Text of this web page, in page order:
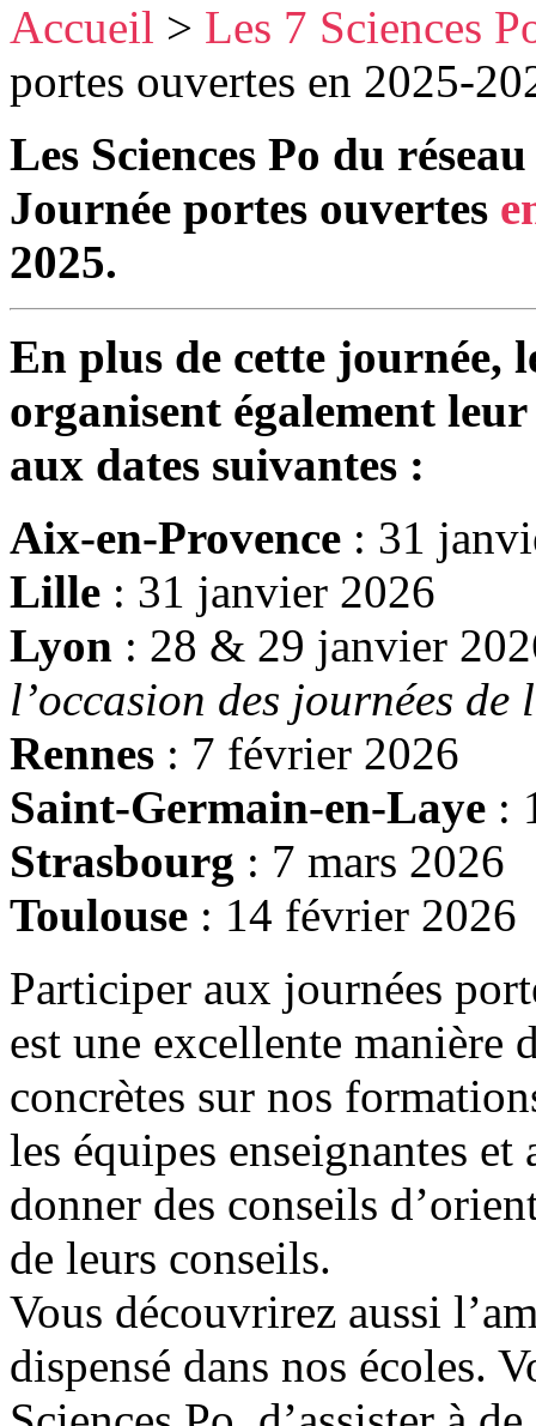
Accueil > Les 7 Sciences
portes ouvertes en 2025-
Les Sciences Po du
Journée portes ouvertes
2025.
En plus de cette journée,
organisent également
aux dates suivantes :
Aix-en-Provence : 31
Lille : 31 janvier 2026
Lyon : 28 & 29 janvier
l’occasion des journées de
Rennes : 7 février 2026
Saint-Germain-en-Laye :
Strasbourg : 7 mars 2026
Toulouse : 14 février 2026
Participer aux journées
est une excellente manière
concrètes sur nos
les équipes enseignantes
donner des conseils
de leurs conseils.
Vous découvrirez aussi
dispensé dans nos écoles.